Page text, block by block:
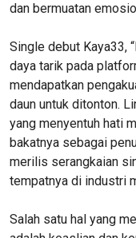
dan bermuatan
Single debut Kaya33,
daya tarik pada
mendapatkan
daun untuk ditonton.
yang menyentuh hati
bakatnya sebagai
merilis serangkaian
tempatnya di industri
Salah satu hal yang